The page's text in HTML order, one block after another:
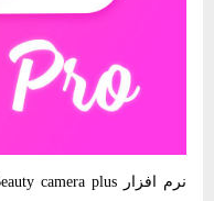
نرم‌ افزار Beauty camera plus در حکم یک